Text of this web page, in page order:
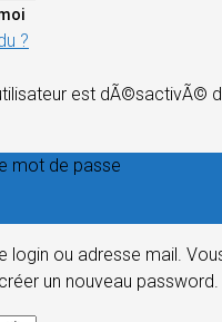
?
est dÃ©sactivÃ©
mot de passe
login ou adresse mail.
un nouveau password.